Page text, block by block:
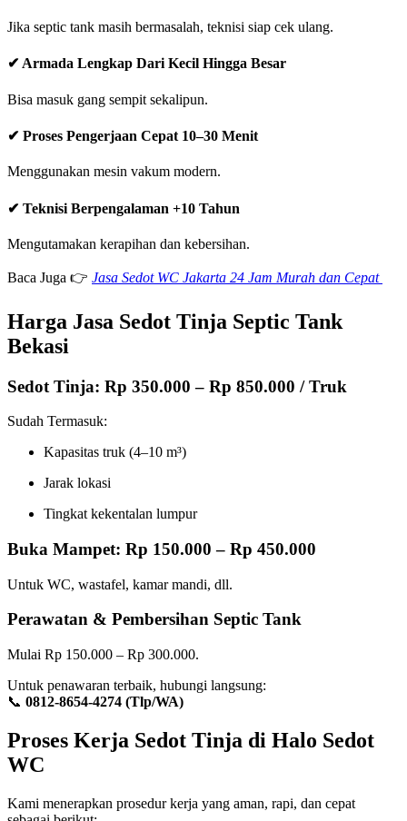
Jika septic tank masih bermasalah, teknisi siap cek ulang.
✔ Armada Lengkap Dari Kecil Hingga Besar
Bisa masuk gang sempit sekalipun.
✔ Proses Pengerjaan Cepat 10–30 Menit
Menggunakan mesin vakum modern.
✔ Teknisi Berpengalaman +10 Tahun
Mengutamakan kerapihan dan kebersihan.
Baca Juga 👉 Jasa Sedot WC Jakarta 24 Jam Murah dan Cepat
Harga Jasa Sedot Tinja Septic Tank
Bekasi
Sedot Tinja: Rp 350.000 – Rp 850.000 / Truk
Sudah Termasuk:
Kapasitas truk (4–10 m³)
Jarak lokasi
Tingkat kekentalan lumpur
Buka Mampet: Rp 150.000 – Rp 450.000
Untuk WC, wastafel, kamar mandi, dll.
Perawatan & Pembersihan Septic Tank
Mulai Rp 150.000 – Rp 300.000.
Untuk penawaran terbaik, hubungi langsung:
📞 0812-8654-4274 (Tlp/WA)
Proses Kerja Sedot Tinja di Halo Sedot
WC
Kami menerapkan prosedur kerja yang aman, rapi, dan cepat